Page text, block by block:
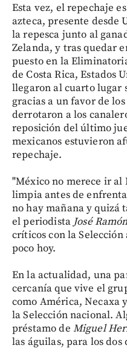
Esta vez, el repechaje
azteca, presente desde
la repesca junto al
Zelanda, y tras quedar
puesto en la
de Costa Rica, Estados
llegaron al cuarto lugar
gracias a un favor de
derrotaron a los
reposición del último
mexicanos estuvieron
repechaje.
"México no merece ir
limpia antes de
no hay mañana y quizá
el periodista José
críticos con la Selección
poco hoy.
En la actualidad, una
cercanía que vive el
como América, Necaxa
la Selección nacional.
préstamo de Miguel
las águilas, para los dos